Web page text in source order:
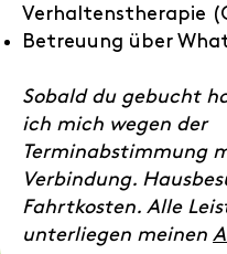
Verhaltenstherapie
Betreuung über
Sobald du gebucht
ich mich wegen der
Terminabstimmung
Verbindung.
Fahrtkosten. Alle
unterliegen meinen